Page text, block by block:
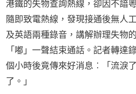
港鐵的失物查詢熱線，卻因不諳
隨即致電熱線，發現接通後無人
及英語兩種錄音，講解辦理失物
「嘟」一聲結束通話。記者轉達
個小時後竟傳來好消息︰「流淚
了。」